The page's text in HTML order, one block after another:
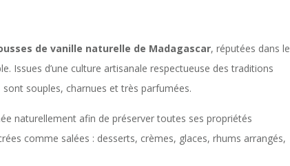
de vanille naturelle de Madagascar, réputées dans le
Issues d’une culture artisanale respectueuse des traditions
sont souples, charnues et très parfumées.
naturellement afin de préserver toutes ses propriétés
comme salées : desserts, crèmes, glaces, rhums arrangés,